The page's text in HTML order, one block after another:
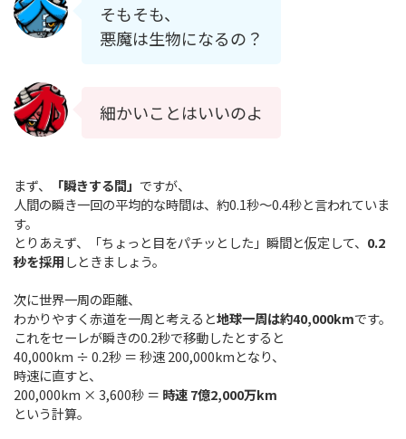
そもそも、
悪魔は生物になるの？
細かいことはいいのよ
まず、 「瞬きする間」 ですが、
人間の瞬き一回の平均的な時間は、約0.1秒〜0.4秒と言われていま
す。
とりあえず、「ちょっと目をパチッとした」瞬間と仮定して、 0.2
秒を採用しときましょう。
次に世界一周の距離、
わかりやすく赤道を一周と考えると地球一周は約40,000kmです。
これをセーレが瞬きの0.2秒で移動したとすると
40,000km ÷ 0.2秒 ＝ 秒速 200,000kmとなり、
時速に直すと、
200,000km × 3,600秒 ＝ 時速 7億2,000万km
という計算。